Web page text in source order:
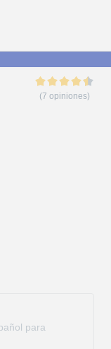
(7 opiniones)
para